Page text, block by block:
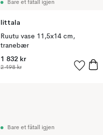
Bare et fåtall igjen
Iittala
Ruutu vase 11,5x14 cm,
tranebær
1 832 kr
2 498 kr
Bare et fåtall igjen